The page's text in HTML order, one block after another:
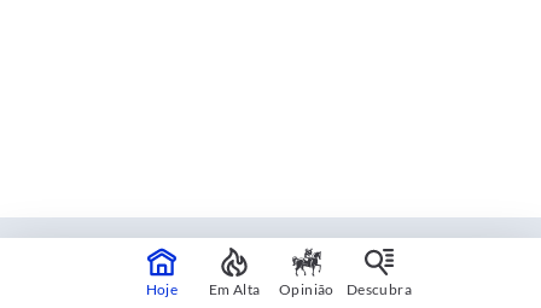
Estadão Blue Studio
Hoje Em Alta Opinião Descubra